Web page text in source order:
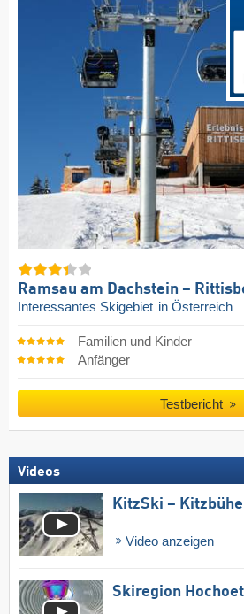
Ramsau am Dachstein –
Interessantes Skigebiet in Österreich
Familien und Kinder
Anfänger
Testbericht
Videos
KitzSki –
Video anzeigen
Skiregion